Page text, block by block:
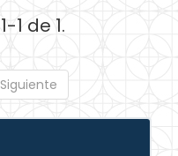
1 de 1.
Siguiente